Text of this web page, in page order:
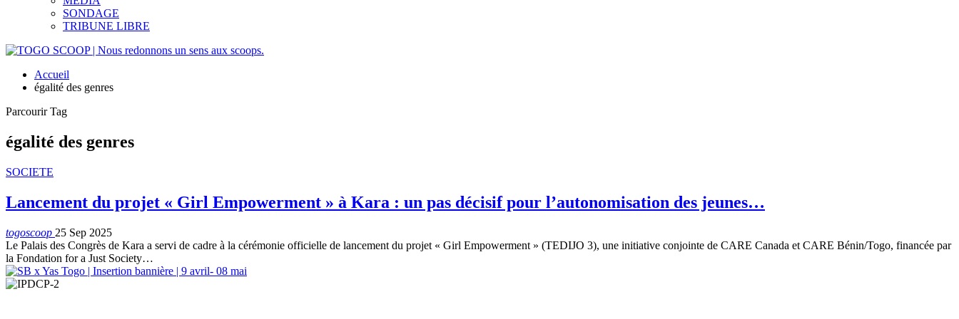
SONDAGE
TRIBUNE LIBRE
Accueil
égalité des genres
Parcourir Tag
égalité des genres
SOCIETE
Lancement du projet « Girl Empowerment » à Kara : un pas décisif pour l’autonomisation des jeunes…
togoscoop 25 Sep 2025
Le Palais des Congrès de Kara a servi de cadre à la cérémonie officielle de lancement du projet « Girl Empowerment » (TEDIJO 3), une initiative conjointe de CARE Canada et CARE Bénin/Togo, financée par
la Fondation for a Just Society…